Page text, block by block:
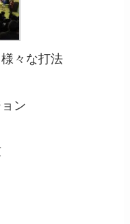
々な打法
ン